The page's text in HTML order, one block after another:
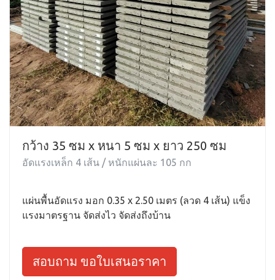
กว้าง 35 ซม x หนา 5 ซม x ยาว 250 ซม
อัดแรงเหล็ก 4 เส้น / หนักแผ่นละ 105 กก
แผ่นพื้นอัดแรง มอก 0.35 x 2.50 เมตร (ลวด 4 เส้น) แข็ง
แรงมาตรฐาน จัดส่งไว จัดส่งถึงบ้าน
สอบถาม ขอใบเสนอราคา